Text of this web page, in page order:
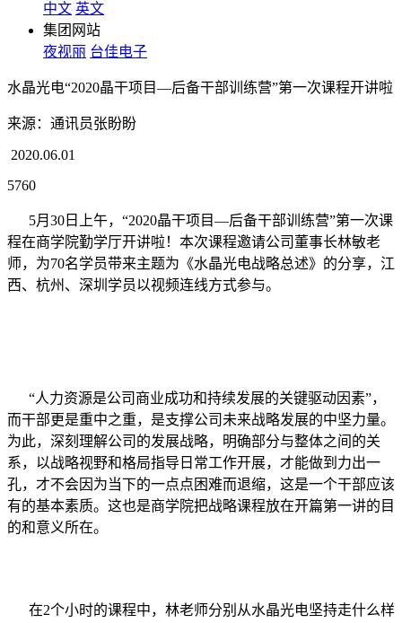
中文 英文
集团网站
夜视丽 台佳电子
水晶光电“2020晶干项目—后备干部训练营”第一次课程开讲啦
来源：通讯员张盼盼
2020.06.01
5760
5月30日上午，“2020晶干项目—后备干部训练营”第一次课
程在商学院勤学厅开讲啦！本次课程邀请公司董事长林敏老
师，为70名学员带来主题为《水晶光电战略总述》的分享，江
西、杭州、深圳学员以视频连线方式参与。
“人力资源是公司商业成功和持续发展的关键驱动因素”，
而干部更是重中之重，是支撑公司未来战略发展的中坚力量。
为此，深刻理解公司的发展战略，明确部分与整体之间的关
系，以战略视野和格局指导日常工作开展，才能做到力出一
孔，才不会因为当下的一点点困难而退缩，这是一个干部应该
有的基本素质。这也是商学院把战略课程放在开篇第一讲的目
的和意义所在。
在2个小时的课程中，林老师分别从水晶光电坚持走什么样